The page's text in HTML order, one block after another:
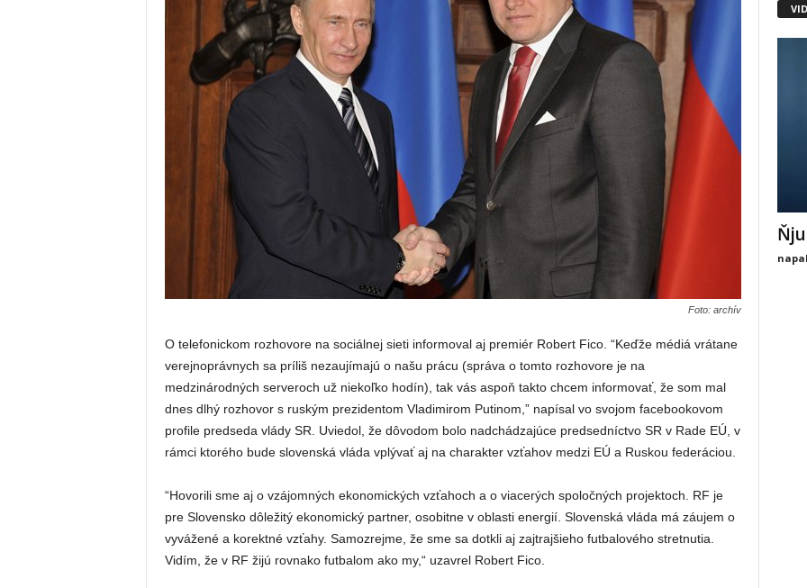
Foto: archív
O telefonickom rozhovore na sociálnej sieti informoval aj premiér Robert Fico. “Keďže médiá vrátane
verejnoprávnych sa príliš nezaujímajú o našu prácu (správa o tomto rozhovore je na
medzinárodných serveroch už niekoľko hodín), tak vás aspoň takto chcem informovať, že som mal
dnes dlhý rozhovor s ruským prezidentom Vladimirom Putinom,” napísal vo svojom facebookovom
profile predseda vlády SR. Uviedol, že dôvodom bolo nadchádzajúce predsedníctvo SR v Rade EÚ, v
rámci ktorého bude slovenská vláda vplývať aj na charakter vzťahov medzi EÚ a Ruskou federáciou.
“Hovorili sme aj o vzájomných ekonomických vzťahoch a o viacerých spoločných projektoch. RF je
pre Slovensko dôležitý ekonomický partner, osobitne v oblasti energií. Slovenská vláda má záujem o
vyvážené a korektné vzťahy. Samozrejme, že sme sa dotkli aj zajtrajšieho futbalového stretnutia.
Vidím, že v RF žijú rovnako futbalom ako my,“ uzavrel Robert Fico.